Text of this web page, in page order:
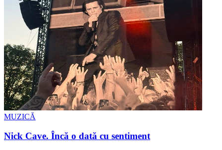
MUZICĂ
Nick Cave. Încă o dată cu sentiment